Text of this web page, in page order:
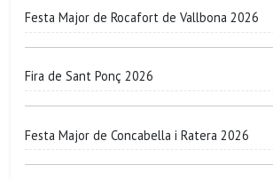
Festa Major de Rocafort de Vallbona 2026
Fira de Sant Ponç 2026
Festa Major de Concabella i Ratera 2026